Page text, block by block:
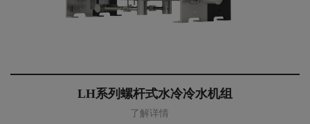
LH系列螺杆式水冷冷水机组
了解详情